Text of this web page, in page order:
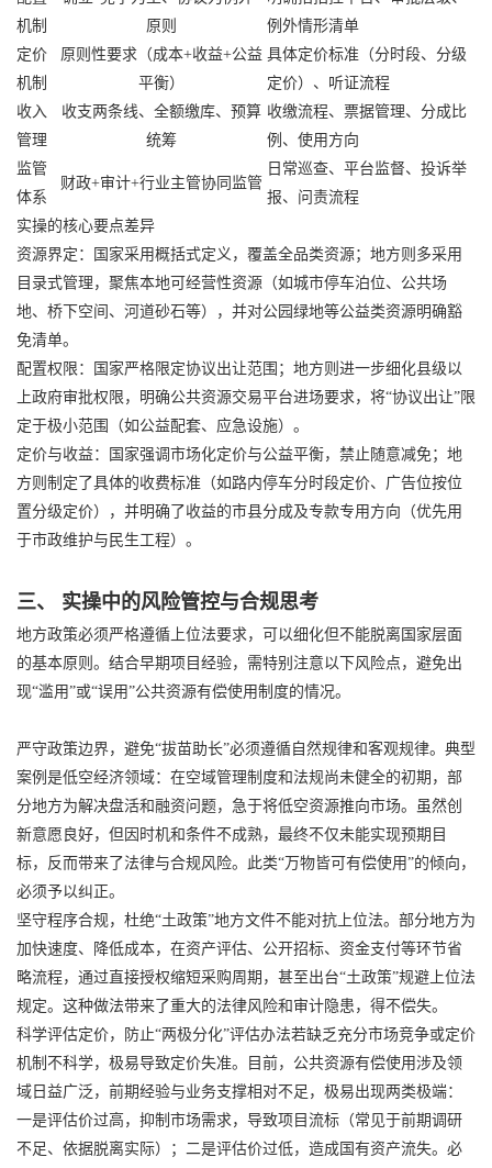
机制
原则
例外情形清单
定价
机制
原则性要求（成本+收益+公益
平衡）
具体定价标准（分时段、分级
定价）、听证流程
收入
管理
收支两条线、全额缴库、预算
统筹
收缴流程、票据管理、分成比
例、使用方向
监管
体系
财政+审计+行业主管协同监管
日常巡查、平台监督、投诉举
报、问责流程
实操的核心要点差异
资源界定：国家采用概括式定义，覆盖全品类资源；地方则多采用
目录式管理，聚焦本地可经营性资源（如城市停车泊位、公共场
地、桥下空间、河道砂石等），并对公园绿地等公益类资源明确豁
免清单。
配置权限：国家严格限定协议出让范围；地方则进一步细化县级以
上政府审批权限，明确公共资源交易平台进场要求，将“协议出让”限
定于极小范围（如公益配套、应急设施）。
定价与收益：国家强调市场化定价与公益平衡，禁止随意减免；地
方则制定了具体的收费标准（如路内停车分时段定价、广告位按位
置分级定价），并明确了收益的市县分成及专款专用方向（优先用
于市政维护与民生工程）。
三、 实操中的风险管控与合规思考
地方政策必须严格遵循上位法要求，可以细化但不能脱离国家层面
的基本原则。结合早期项目经验，需特别注意以下风险点，避免出
现“滥用”或“误用”公共资源有偿使用制度的情况。
严守政策边界，避免“拔苗助长”必须遵循自然规律和客观规律。典型
案例是低空经济领域：在空域管理制度和法规尚未健全的初期，部
分地方为解决盘活和融资问题，急于将低空资源推向市场。虽然创
新意愿良好，但因时机和条件不成熟，最终不仅未能实现预期目
标，反而带来了法律与合规风险。此类“万物皆可有偿使用”的倾向，
必须予以纠正。
坚守程序合规，杜绝“土政策”地方文件不能对抗上位法。部分地方为
加快速度、降低成本，在资产评估、公开招标、资金支付等环节省
略流程，通过直接授权缩短采购周期，甚至出台“土政策”规避上位法
规定。这种做法带来了重大的法律风险和审计隐患，得不偿失。
科学评估定价，防止“两极分化”评估办法若缺乏充分市场竞争或定价
机制不科学，极易导致定价失准。目前，公共资源有偿使用涉及领
域日益广泛，前期经验与业务支撑相对不足，极易出现两类极端：
一是评估价过高，抑制市场需求，导致项目流标（常见于前期调研
不足、依据脱离实际）；二是评估价过低，造成国有资产流失。必